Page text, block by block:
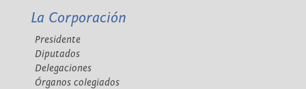
La Corporación
Presidente
Diputados
Delegaciones
Órganos colegiados